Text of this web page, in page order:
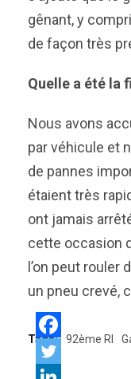
gênant, y
de façon très
Quelle a été la
Nous avons
par véhicule et
de pannes
étaient très
ont jamais
cette occasion
l’on peut
un pneu crevé,
Tags: 92ème RI